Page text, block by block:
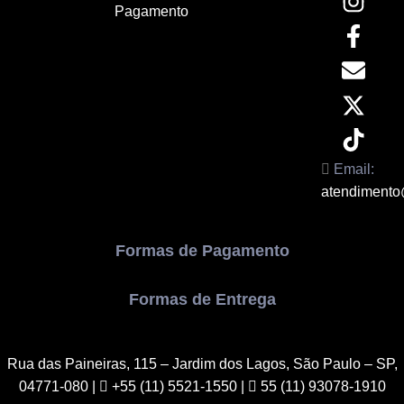
Pagamento
Email:
Formas de Pagamento
Formas de Entrega
Rua das Paineiras, 115 – Jardim dos Lagos, São Paulo – SP,
04771-080| +55 (11) 5521-1550 | 55 (11) 93078-1910